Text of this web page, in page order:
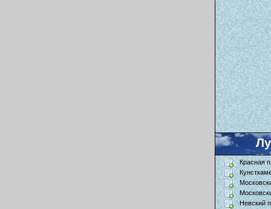
Красная
Невский